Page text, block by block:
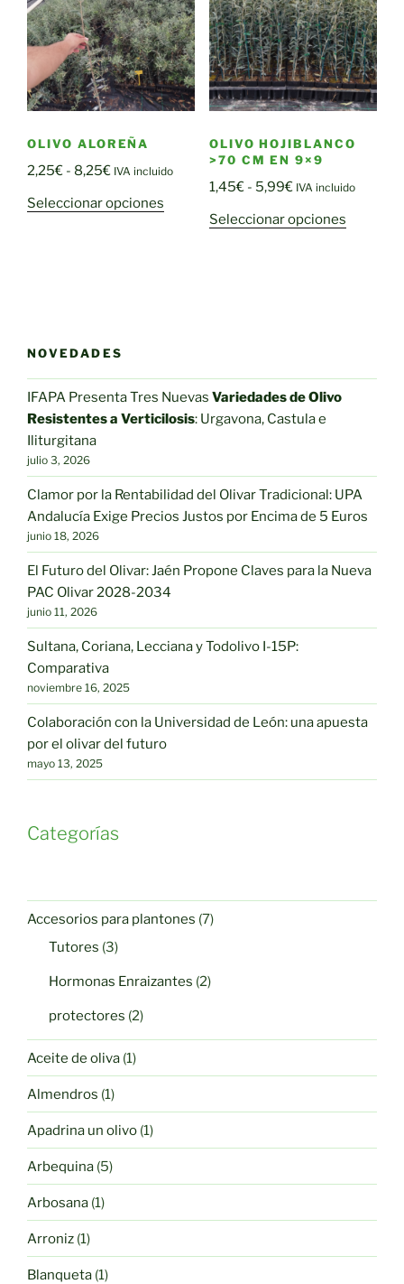
pueden
elegir
en
la
página
producto
opciones
se
pueden
elegir
en
página
producto
OLIVO ALOREÑA
2,25€ - 8,25€Rango
precios:
IVA incluido
Seleccionar opciones
producto
pueden
elegir
en
producto
OLIVO HOJIBLANCO
>70 CM EN 9×9
1,45€ - 5,99€Rango
precios:
IVA incluido
Seleccionar opcionesEste
página
de
producto
NOVEDADES
IFAPA Presenta Tres Nuevas Variedades de Olivo
Resistentes a Verticilosis: Urgavona, Castula e
Iliturgitana
julio 3, 2026
Clamor por la Rentabilidad del Olivar Tradicional: UPA
Andalucía Exige Precios Justos por Encima de 5 Euros
junio 18, 2026
El Futuro del Olivar: Jaén Propone Claves para la Nueva
PAC Olivar 2028-2034
junio 11, 2026
Sultana, Coriana, Lecciana y Todolivo I-15P:
Comparativa
noviembre 16, 2025
Colaboración con la Universidad de León: una apuesta
por el olivar del futuro
mayo 13, 2025
Categorías
Accesorios para plantones 77
Tutores 33
Hormonas Enraizantes 22
protectores 22
productos
Aceite de oliva 11
producto
Almendros 11
producto
Apadrina un olivo 11
producto
Arbequina 55
productos
Arbosana 11
producto
Arroniz 11
producto
Blanqueta 11